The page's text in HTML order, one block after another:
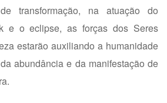
transformação, na atuação do
e o eclipse, as forças dos Seres
estarão auxiliando a humanidade
abundância e da manifestação de